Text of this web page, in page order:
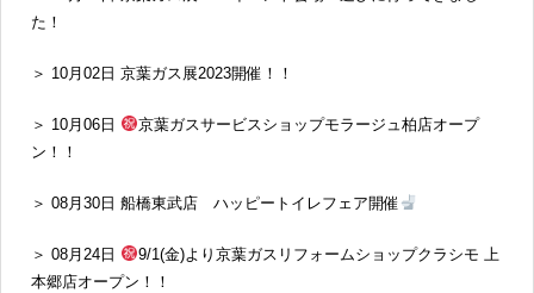
た！
＞ 10月02日 京葉ガス展2023開催！！
＞ 10月06日
京葉ガスサービスショップモラージュ柏店オープ
ン！！
＞ 08月30日 船橋東武店 ハッピートイレフェア開催
＞ 08月24日
9/1(金)より京葉ガスリフォームショップクラシモ 上
本郷店オープン！！